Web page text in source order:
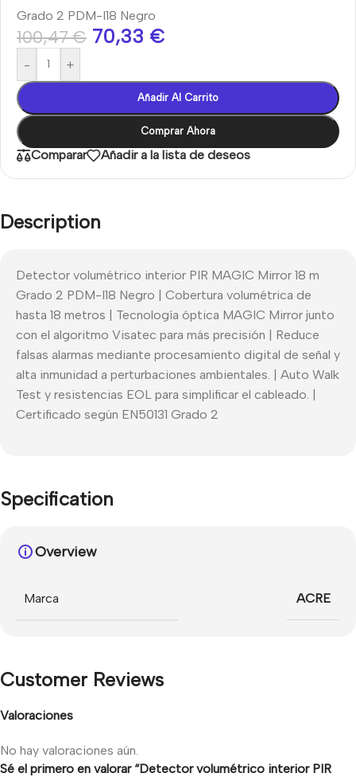
Grado 2 PDM-I18 Negro
100,47€ 70,33 €
- +
Añadir Al Carrito
Comprar Ahora
Comparar Añadir a la lista de deseos
Description
Detector volumétrico interior PIR MAGIC Mirror 18 m
Grado 2 PDM-I18 Negro | Cobertura volumétrica de
hasta 18 metros | Tecnología óptica MAGIC Mirror junto
con el algoritmo Visatec para más precisión | Reduce
falsas alarmas mediante procesamiento digital de señal y
alta inmunidad a perturbaciones ambientales. | Auto Walk
Test y resistencias EOL para simplificar el cableado. |
Certificado según EN50131 Grado 2
Specification
Overview
Marca ACRE
Customer Reviews
Valoraciones
No hay valoraciones aún.
Sé el primero en valorar “Detector volumétrico interior PIR